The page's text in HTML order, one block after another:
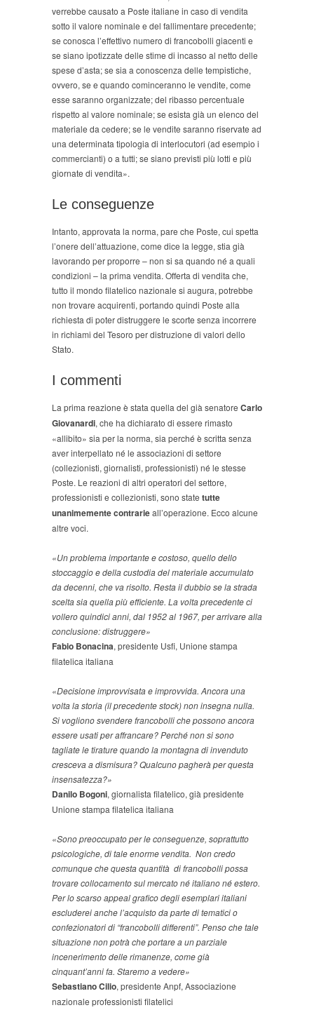
verrebbe causato a Poste italiane in caso di vendita
sotto il valore nominale e del fallimentare precedente;
se conosca l’effettivo numero di francobolli giacenti e
se siano ipotizzate delle stime di incasso al netto delle
spese d’asta; se sia a conoscenza delle tempistiche,
ovvero, se e quando cominceranno le vendite, come
esse saranno organizzate; del ribasso percentuale
rispetto al valore nominale; se esista già un elenco del
materiale da cedere; se le vendite saranno riservate ad
una determinata tipologia di interlocutori (ad esempio i
commercianti) o a tutti; se siano previsti più lotti e più
giornate di vendita».
Le conseguenze
Intanto, approvata la norma, pare che Poste, cui spetta
l’onere dell’attuazione, come dice la legge, stia già
lavorando per proporre – non si sa quando né a quali
condizioni – la prima vendita. Offerta di vendita che,
tutto il mondo filatelico nazionale si augura, potrebbe
non trovare acquirenti, portando quindi Poste alla
richiesta di poter distruggere le scorte senza incorrere
in richiami del Tesoro per distruzione di valori dello
Stato.
I commenti
La prima reazione è stata quella del già senatore Carlo
Giovanardi, che ha dichiarato di essere rimasto
«allibito» sia per la norma, sia perché è scritta senza
aver interpellato né le associazioni di settore
(collezionisti, giornalisti, professionisti) né le stesse
Poste. Le reazioni di altri operatori del settore,
professionisti e collezionisti, sono state tutte
unanimemente contrarieall’operazione. Ecco alcune
altre voci.
«Un problema importante e costoso, quello dello
stoccaggio e della custodia del materiale accumulato
da decenni, che va risolto. Resta il dubbio se la strada
scelta sia quella più efficiente. La volta precedente ci
vollero quindici anni, dal 1952 al 1967, per arrivare alla
conclusione: distruggere»
Fabio Bonacina, presidente Usfi, Unione stampa
filatelica italiana
«Decisione improvvisata e improvvida. Ancora una
volta la storia (il precedente stock) non insegna nulla.
Si vogliono svendere francobolli che possono ancora
essere usati per affrancare? Perché non si sono
tagliate le tirature quando la montagna di invenduto
cresceva a dismisura? Qualcuno pagherà per questa
insensatezza?»
Danilo Bogoni, giornalista filatelico, già presidente
Unione stampa filatelica italiana
«Sono preoccupato per le conseguenze, soprattutto
psicologiche, di tale enorme vendita. Non credo
comunque che questa quantità di francobolli possa
trovare collocamento sul mercato né italiano né estero.
Per lo scarso appeal grafico degli esemplari italiani
escluderei anche l’acquisto da parte di tematici o
confezionatori di “francobolli differenti”. Penso che tale
situazione non potrà che portare a un parziale
incenerimento delle rimanenze, come già
cinquant’anni fa. Staremo a vedere»
Sebastiano Cilio, presidente Anpf, Associazione
nazionale professionisti filatelici